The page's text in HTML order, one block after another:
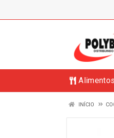
Alimentos
INÍCIO